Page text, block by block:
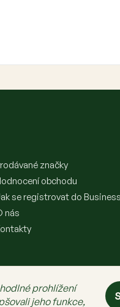
prohlížení
jeho funkce,
značky
obchodu
se registrovat do
nás